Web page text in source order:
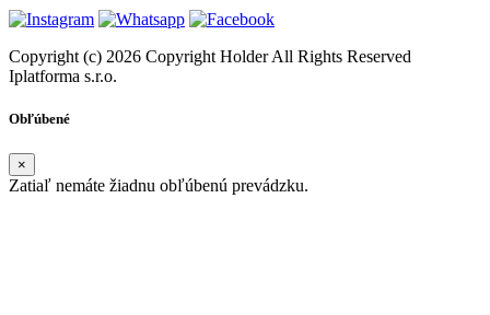
Copyright (c) 2026 Copyright Holder All Rights Reserved
Iplatforma s.r.o.
Obľúbené
×
Zatiaľ nemáte žiadnu obľúbenú prevádzku.